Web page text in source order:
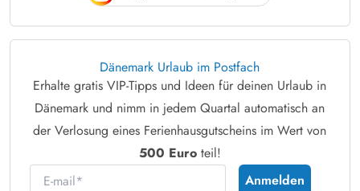
Dänemark Urlaub im Postfach
Erhalte gratis VIP-Tipps und Ideen für deinen Urlaub in
Dänemark und nimm in jedem Quartal automatisch an
der Verlosung eines Ferienhausgutscheins im Wert von
500 Euroteil!
E-mail
Anmelden